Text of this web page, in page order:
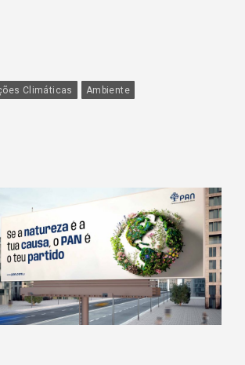
Climáticas Ambiente